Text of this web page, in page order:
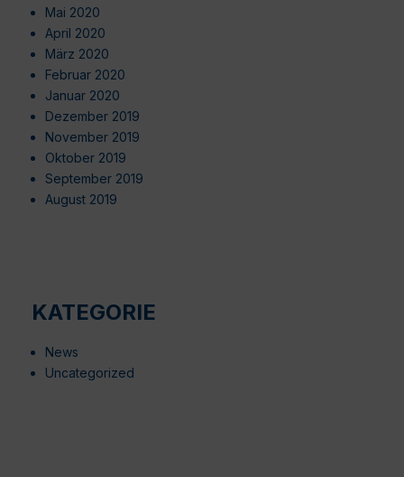
Mai 2020
April 2020
März 2020
Februar 2020
Januar 2020
Dezember 2019
November 2019
Oktober 2019
September 2019
August 2019
KATEGORIE
News
Uncategorized